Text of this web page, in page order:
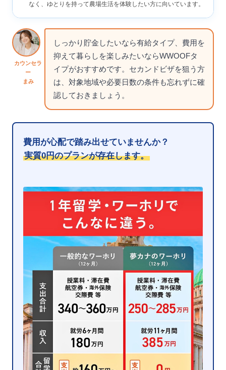
なく、ゆとりを持って農場生活を体験したい方に向いています。
カウンセラ
ー
まみ
しっかり貯金したいなら有給タイプ、費用を
抑えて暮らしを楽しみたいならWWOOFタ
イプがおすすめです。セカンドビザを狙う方
は、対象地域や必要日数の条件も忘れずに確
認しておきましょう。
費用が心配で踏み出せていませんか？
実質0円のプランが存在します。